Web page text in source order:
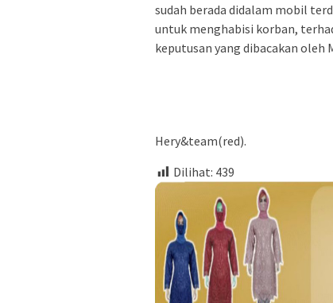
sudah berada didalam mobil
untuk menghabisi korban,
keputusan yang dibacakan oleh
Hery&team(red).
Dilihat: 439